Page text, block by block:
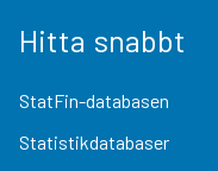
Hitta snabbt
StatFin-databasen
Statistikdatabaser